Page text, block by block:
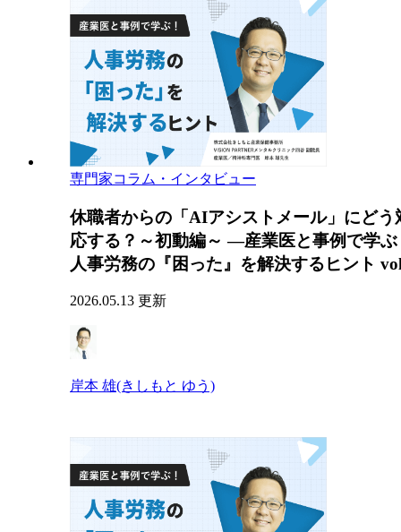
専門家コラム・インタビュー
休職者からの「AIアシストメール」にどう
応する？～初動編～ ―産業医と事例で学ぶ
人事労務の『困った』を解決するヒント
2026.05.13 更新
岸本 雄(きしもと ゆう)